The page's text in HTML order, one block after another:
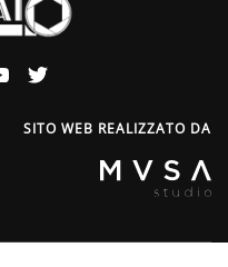
SITO WEB REALIZZATO DA